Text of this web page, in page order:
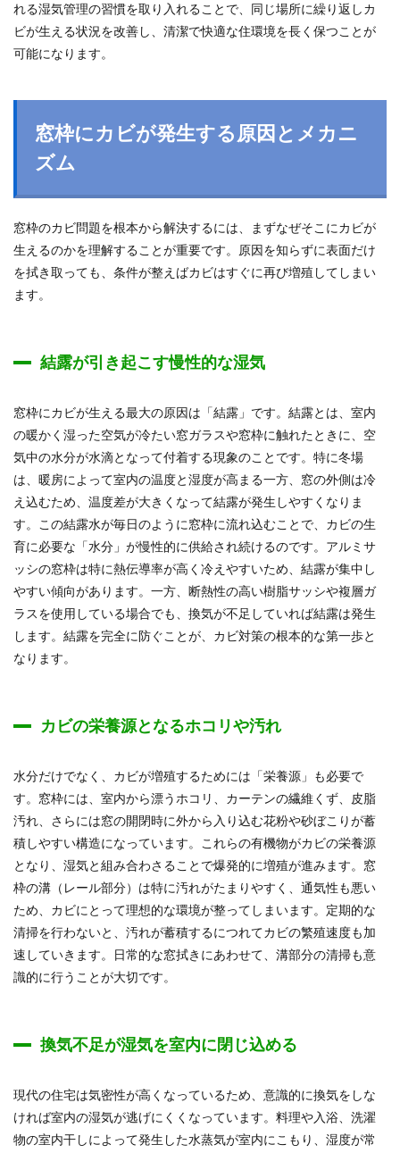
れる湿気管理の習慣を取り入れることで、同じ場所に繰り返しカ
ビが生える状況を改善し、清潔で快適な住環境を長く保つことが
可能になります。
窓枠にカビが発生する原因とメカニ
ズム
窓枠のカビ問題を根本から解決するには、まずなぜそこにカビが
生えるのかを理解することが重要です。原因を知らずに表面だけ
を拭き取っても、条件が整えばカビはすぐに再び増殖してしまい
ます。
結露が引き起こす慢性的な湿気
窓枠にカビが生える最大の原因は「結露」です。結露とは、室内
の暖かく湿った空気が冷たい窓ガラスや窓枠に触れたときに、空
気中の水分が水滴となって付着する現象のことです。特に冬場
は、暖房によって室内の温度と湿度が高まる一方、窓の外側は冷
え込むため、温度差が大きくなって結露が発生しやすくなりま
す。この結露水が毎日のように窓枠に流れ込むことで、カビの生
育に必要な「水分」が慢性的に供給され続けるのです。アルミサ
ッシの窓枠は特に熱伝導率が高く冷えやすいため、結露が集中し
やすい傾向があります。一方、断熱性の高い樹脂サッシや複層ガ
ラスを使用している場合でも、換気が不足していれば結露は発生
します。結露を完全に防ぐことが、カビ対策の根本的な第一歩と
なります。
カビの栄養源となるホコリや汚れ
水分だけでなく、カビが増殖するためには「栄養源」も必要で
す。窓枠には、室内から漂うホコリ、カーテンの繊維くず、皮脂
汚れ、さらには窓の開閉時に外から入り込む花粉や砂ぼこりが蓄
積しやすい構造になっています。これらの有機物がカビの栄養源
となり、湿気と組み合わさることで爆発的に増殖が進みます。窓
枠の溝（レール部分）は特に汚れがたまりやすく、通気性も悪い
ため、カビにとって理想的な環境が整ってしまいます。定期的な
清掃を行わないと、汚れが蓄積するにつれてカビの繁殖速度も加
速していきます。日常的な窓拭きにあわせて、溝部分の清掃も意
識的に行うことが大切です。
換気不足が湿気を室内に閉じ込める
現代の住宅は気密性が高くなっているため、意識的に換気をしな
ければ室内の湿気が逃げにくくなっています。料理や入浴、洗濯
物の室内干しによって発生した水蒸気が室内にこもり、湿度が常